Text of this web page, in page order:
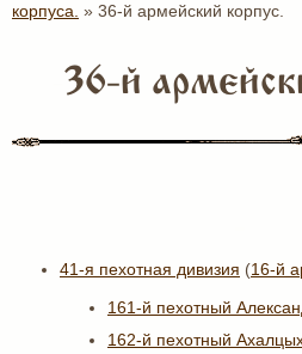
корпуса. » 36-й армейский корпус.
36-й
41-я пехотная дивизия (16-й
161-й пехотный
162-й пехотный